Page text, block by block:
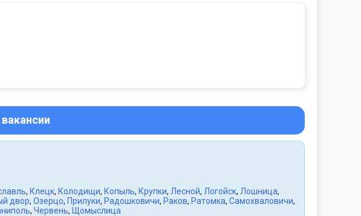
, Клецк, Колодищи, Копыль, Крупки, Лесной, Логойск, Лошница,
двор, Озерцо, Прилуки, Радошковичи, Раков, Ратомка, Самохваловичи,
, Червень, Щомыслица